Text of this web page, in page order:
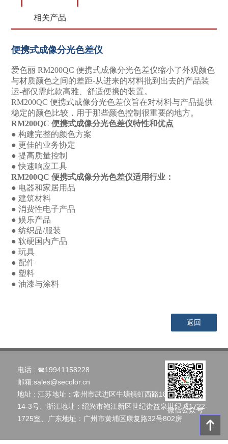
相关产品
便携式成像分光色差仪
爱色丽 RM200QC 便携式成像分光色差仪缩小了外观颜色
与材质颜色之间的差距-从进来的材料批到出去的产品装
运-都仅需此款高雅、舒适便携的装置。
RM200QC 便携式成像分光色差仪旨在对材料与产品提供
稳定的颜色比较，用于那些颜色控制很重要的地方。
RM200QC 便携式成像分光色差仪特性和优点
●构建完整的颜色方案
●更佳的业务协定
●提高质量控制
●快速响应工具
RM200QC 便携式成像分光色差仪适用行业：
● 电器和家居用品
●建筑材料
●消费性电子产品
●娱乐产品
●纺织品/服装
●软硬国内产品
●玩具
● 配件
● 塑料
●油漆与涂料
返回
微信公众号
电话 : ☎19941158228
邮箱:sales@secolor.cn
地址 : 江苏地址：常州市武进区牛塘镇虹西路186号创智云谷
14-3号、浙江地址：绍兴市袍江新区世纪街益泉世纪城1722-
1725室、广东地址：广州市黄埔区康复路32号802房